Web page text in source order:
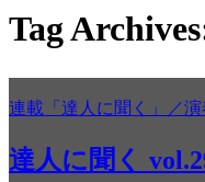
Tag
連載「達人に聞く」／演
達人に聞く